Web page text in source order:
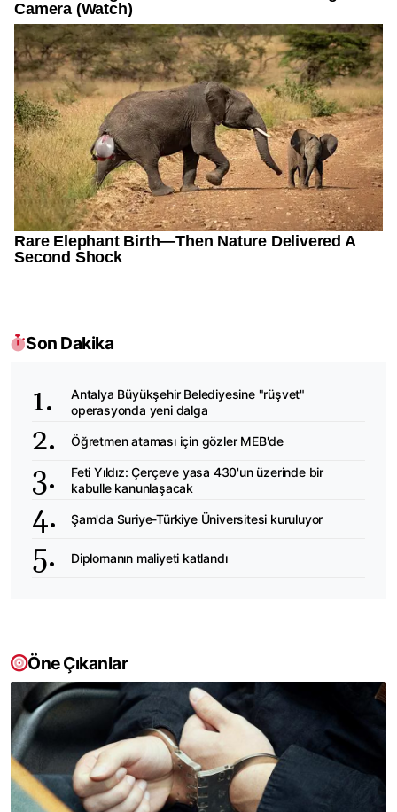
Son Dakika
Antalya Büyükşehir Belediyesine "rüşvet"
operasyonda yeni dalga
Öğretmen ataması için gözler MEB'de
Feti Yıldız: Çerçeve yasa 430'un üzerinde bir
kabulle kanunlaşacak
Şam'da Suriye-Türkiye Üniversitesi kuruluyor
Diplomanın maliyeti katlandı
Öne Çıkanlar